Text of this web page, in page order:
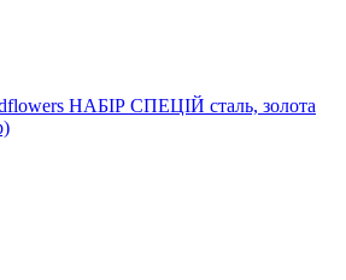
НАБІР СПЕЦІЙ сталь, золота